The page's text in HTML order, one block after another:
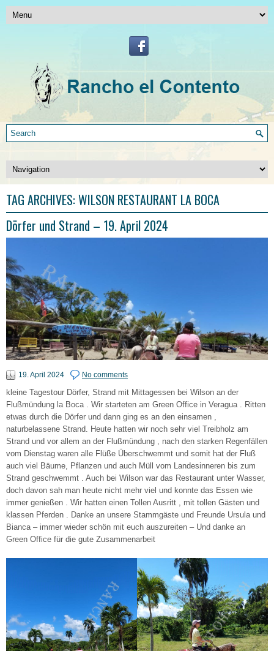
TAG ARCHIVES:WILSON RESTAURANT LA BOCA
Dörfer und Strand – 19. April 2024
19. April 2024 No comments
kleine Tagestour Dörfer, Strand mit Mittagessen bei Wilson an der
Flußmündung la Boca . Wir starteten am Green Office in Veragua . Ritten
etwas durch die Dörfer und dann ging es an den einsamen ,
naturbelassene Strand. Heute hatten wir noch sehr viel Treibholz am
Strand und vor allem an der Flußmündung , nach den starken Regenfällen
vom Dienstag waren alle Flüße Überschwemmt und somit hat der Fluß
auch viel Bäume, Pflanzen und auch Müll vom Landesinneren bis zum
Strand geschwemmt . Auch bei Wilson war das Restaurant unter Wasser,
doch davon sah man heute nicht mehr viel und konnte das Essen wie
immer genießen . Wir hatten einen Tollen Ausritt , mit tollen Gästen und
klassen Pferden . Danke an unsere Stammgäste und Freunde Ursula und
Bianca – immer wieder schön mit euch auszureiten – Und danke an
Green Office für die gute Zusammenarbeit